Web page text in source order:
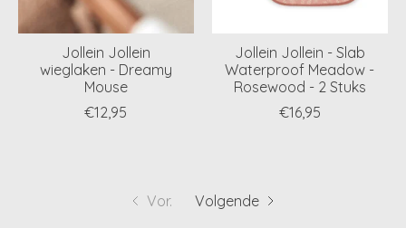
Jollein Jollein
wieglaken - Dreamy
Mouse
€12,95
Jollein Jollein - Slab
Waterproof Meadow -
Rosewood - 2 Stuks
€16,95
Vor. Volgende